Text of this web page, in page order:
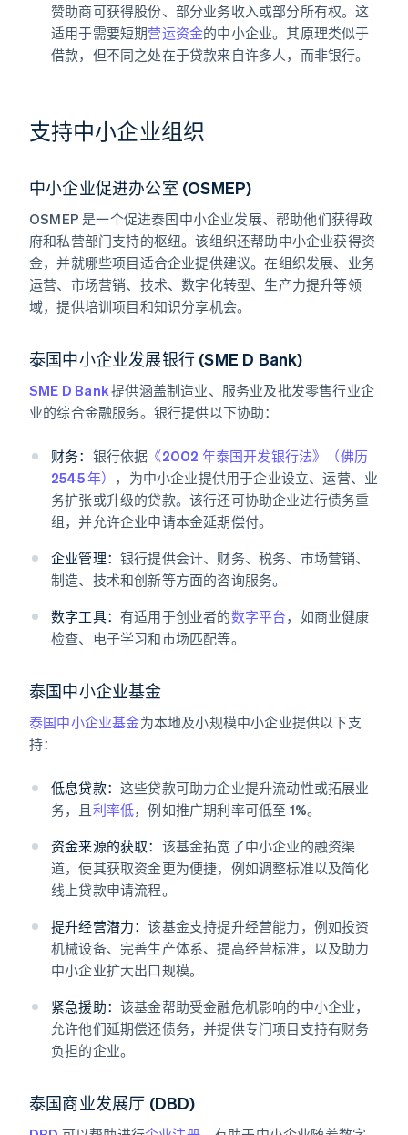
赞助商可获得股份、部分业务收入或部分所有权。这
适用于需要短期营运资金的中小企业。其原理类似于
借款，但不同之处在于贷款来自许多人，而非银行。
支持中小企业组织
中小企业促进办公室 (OSMEP)
OSMEP 是一个促进泰国中小企业发展、帮助他们获得政
府和私营部门支持的枢纽。该组织还帮助中小企业获得资
金，并就哪些项目适合企业提供建议。在组织发展、业务
运营、市场营销、技术、数字化转型、生产力提升等领
域，提供培训项目和知识分享机会。
泰国中小企业发展银行 (SME D Bank)
SME D Bank提供涵盖制造业、服务业及批发零售行业企
业的综合金融服务。银行提供以下协助：
财务： 银行依据 《2002 年泰国开发银行法》（佛历
2545 年） ，为中小企业提供用于企业设立、运营、业
务扩张或升级的贷款。该行还可协助企业进行债务重
组，并允许企业申请本金延期偿付。
企业管理： 银行提供会计、财务、税务、市场营销、
制造、技术和创新等方面的咨询服务。
数字工具： 有适用于创业者的数字平台，如商业健康
检查、电子学习和市场匹配等。
泰国中小企业基金
泰国中小企业基金为本地及小规模中小企业提供以下支
持：
低息贷款： 这些贷款可助力企业提升流动性或拓展业
务，且 利率低，例如推广期利率可低至 1%。
资金来源的获取： 该基金拓宽了中小企业的融资渠
道，使其获取资金更为便捷，例如调整标准以及简化
线上贷款申请流程。
提升经营潜力：该基金支持提升经营能力，例如投资
机械设备、完善生产体系、提高经营标准，以及助力
中小企业扩大出口规模。
紧急援助： 该基金帮助受金融危机影响的中小企业，
允许他们延期偿还债务，并提供专门项目支持有财务
负担的企业。
泰国商业发展厅 (DBD)